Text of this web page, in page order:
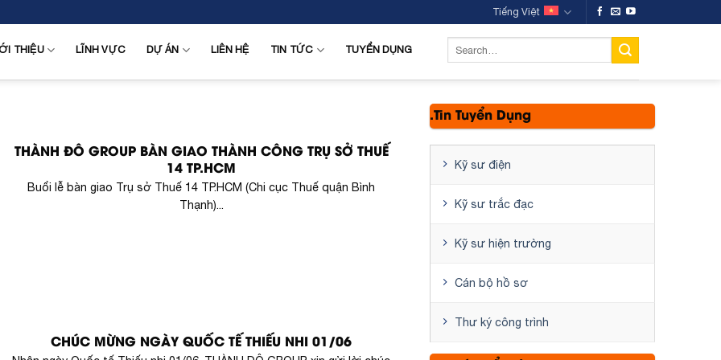
Tiếng Việt
THIỆU LĨNH VỰC DỰ ÁN LIÊN HỆ TIN TỨC TUYỂN DỤNG
THÀNH ĐÔ GROUP BÀN GIAO THÀNH CÔNG TRỤ SỞ THUẾ
14 TP.HCM
Buổi lễ bàn giao Trụ sở Thuế 14 TP.HCM (Chi cục Thuế quận Bình
Thạnh)...
CHÚC MỪNG NGÀY QUỐC TẾ THIẾU NHI 01/06
.Tin Tuyển Dụng
Kỹ sư điện
Kỹ sư trắc đạc
Kỹ sư hiện trường
Cán bộ hồ sơ
Thư ký công trình